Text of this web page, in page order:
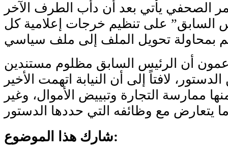
الصحفي يأتي بعد أن دأب الطرف الآخر
السابق” على تنظيم خرجات إعلامية كل
أن الرئيس السابق مظلوم مستندين
93 من الدستور، لافتاً إلى أن النيابة اتهمت الأخير
ممارسة التجارة وتبييض الأموال، وغير
شارك هذا الموضوع: